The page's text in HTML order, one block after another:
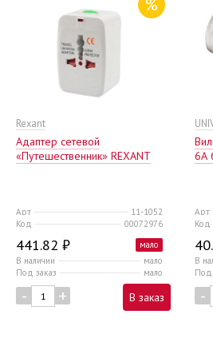
Rexant
Адаптер сетевой
«Путешественник» REXANT
Арт
11-1052
Код
00072976
441.82 ₽
мало
В наличии
мало
Под заказ
мало
- + В заказ
6А
Арт
Код
В
Под
-